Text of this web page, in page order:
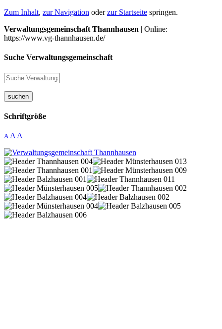
Zum Inhalt, zur Navigation oderzur Startseite springen.
Verwaltungsgemeinschaft Thannhausen | Online:
https://www.vg-thannhausen.de/
Suche Verwaltungsgemeinschaft
suchen
Schriftgröße
A A A